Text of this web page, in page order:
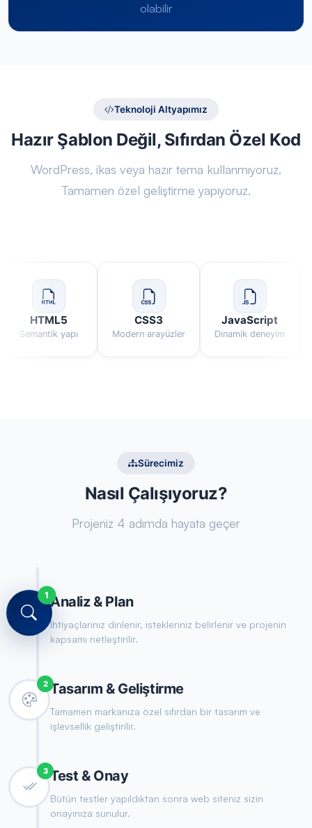
olabilir
Teknoloji Altyapımız
Hazır Şablon Değil, Sıfırdan Özel Kod
WordPress, ikas veya hazır tema kullanmıyoruz.
Tamamen özel geliştirme yapıyoruz.
HTML5
Semantik yapı
CSS3
Modern arayüzler
JavaScript
Dinamik deneyim
Sürecimiz
Nasıl Çalışıyoruz?
Projeniz 4 adımda hayata geçer
1Analiz & Plan
İhtiyaçlarınız dinlenir, istekleriniz belirlenir ve projenin
kapsamı netleştirilir.
2 Tasarım & Geliştirme
Tamamen markanıza özel sıfırdan bir tasarım ve
işlevsellik geliştirilir.
3 Test & Onay
Bütün testler yapıldıktan sonra web siteniz sizin
onayınıza sunulur.